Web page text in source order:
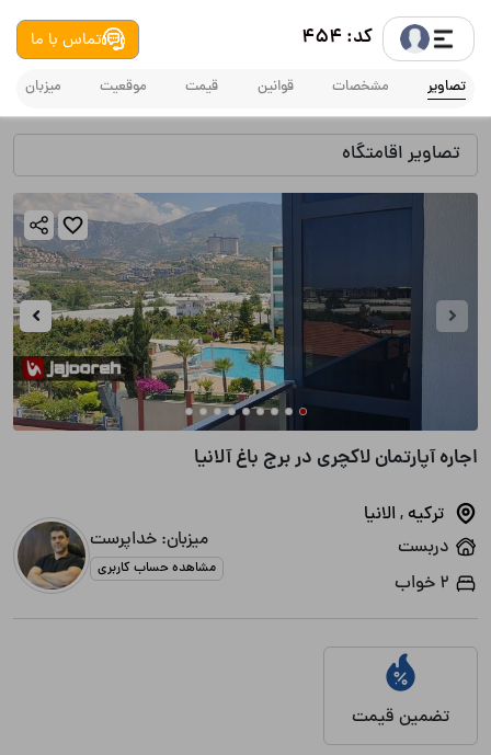
کد: 454 تماس با ما
تصاویر مشخصات قوانین قیمت موقعیت میزبان
تصاویر اقامتگاه
اجاره آپارتمان لاکچری در برج باغ آلانیا
ترکیه, الانیا
دربست
2 خواب
میزبان: خداپرست
مشاهده حساب کاربری
تضمین قیمت